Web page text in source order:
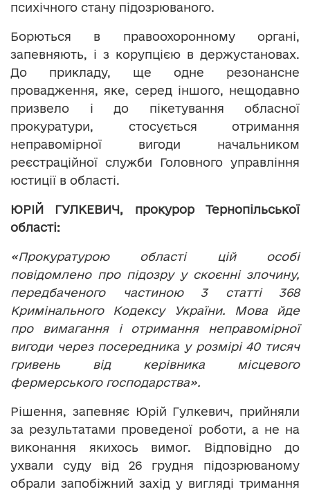
психічного стану підозрюваного.
Борються в правоохоронному органі,
запевняють, і з корупцією в держустановах.
До прикладу, ще одне резонансне
провадження, яке, серед іншого, нещодавно
призвело і до пікетування обласної
прокуратури, стосується отримання
неправомірної вигоди начальником
реєстраційної служби Головного управління
юстиції в області.
ЮРІЙ ГУЛКЕВИЧ, прокурор Тернопільської
області:
«Прокуратурою області цій особі
повідомлено про підозру у скоєнні злочину,
передбаченого частиною 3 статті 368
Кримінального Кодексу України. Мова йде
про вимагання і отримання неправомірної
вигоди через посередника у розмірі 40 тисяч
гривень від керівника місцевого
фермерського господарства».
Рішення, запевняє Юрій Гулкевич, прийняли
за результатами проведеної роботи, а не на
виконання якихось вимог. Відповідно до
ухвали суду від 26 грудня підозрюваному
обрали запобіжний захід у вигляді тримання